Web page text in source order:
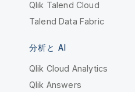
Qlik Talend Cloud
Talend Data Fabric
分析と AI
Qlik Cloud Analytics
Qlik Answers